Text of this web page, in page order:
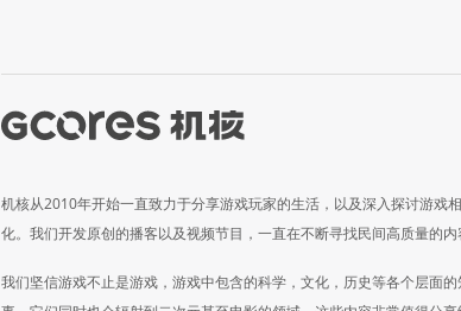
机核从2010年开始一直致力于分享游戏玩家的生活，以及深入探讨游戏
化。我们开发原创的播客以及视频节目，一直在不断寻找民间高质量的内
我们坚信游戏不止是游戏，游戏中包含的科学，文化，历史等各个层面的